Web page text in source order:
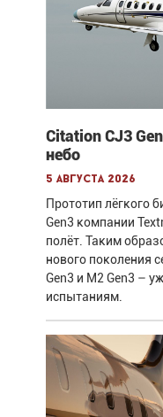
Citation CJ3
небо
5 августа 2026
Прототип лёгкого
Gen3 компании
полёт. Таким
нового поколения
Gen3 и M2 Gen3 –
испытаниям.